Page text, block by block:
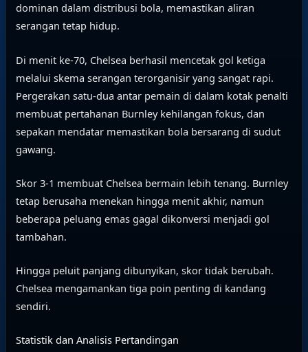
dominan dalam distribusi bola, memastikan aliran
serangan tetap hidup.
Di menit ke-70, Chelsea berhasil mencetak gol ketiga
melalui skema serangan terorganisir yang sangat rapi.
Pergerakan satu-dua antar pemain di dalam kotak penalti
membuat pertahanan Burnley kehilangan fokus, dan
sepakan mendatar memastikan bola bersarang di sudut
gawang.
Skor 3-1 membuat Chelsea bermain lebih tenang. Burnley
tetap berusaha menekan hingga menit akhir, namun
beberapa peluang emas gagal dikonversi menjadi gol
tambahan.
Hingga peluit panjang dibunyikan, skor tidak berubah.
Chelsea mengamankan tiga poin penting di kandang
sendiri.
Statistik dan Analisis Pertandingan